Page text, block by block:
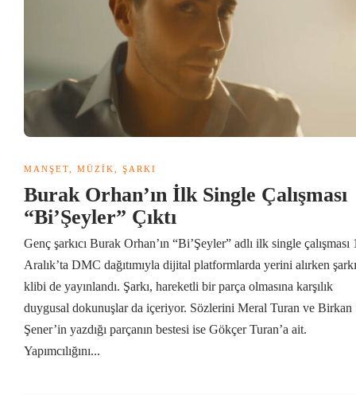
MANŞET MÜZIK ŞARKI
Burak Orhan’ın İlk Single Çalışması
“Bi’Şeyler” Çıktı
Genç şarkıcı Burak Orhan’ın “Bi’Şeyler” adlı ilk single çalışması
Aralık’ta DMC dağıtımıyla dijital platformlarda yerini alırken
klibi de yayınlandı. Şarkı, hareketli bir parça olmasına karşılık
duygusal dokunuşlar da içeriyor. Sözlerini Meral Turan ve Birkan
Şener’in yazdığı parçanın bestesi ise Gökçer Turan’a ait.
Yapımcılığını...